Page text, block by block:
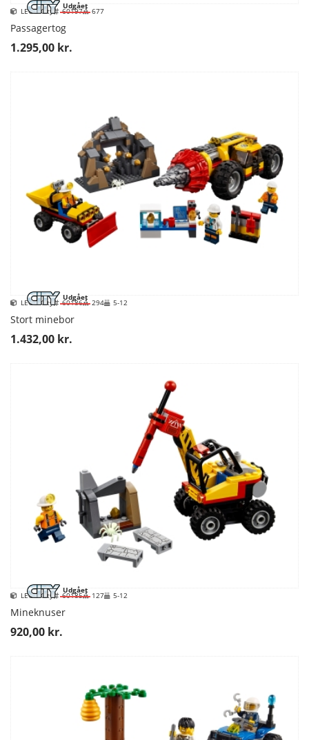
Udgået
LEGO City 60197 677
Passagertog
1.295,00 kr.
Udgået
LEGO City 60186 294 5-12
Stort minebor
1.432,00 kr.
Udgået
LEGO City 60185 127 5-12
Mineknuser
920,00 kr.